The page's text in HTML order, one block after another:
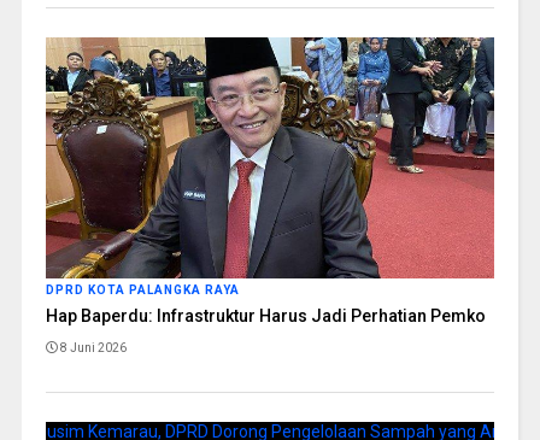
DPRD KOTA PALANGKA RAYA
Hap Baperdu: Infrastruktur Harus Jadi Perhatian Pemko
8 Juni 2026